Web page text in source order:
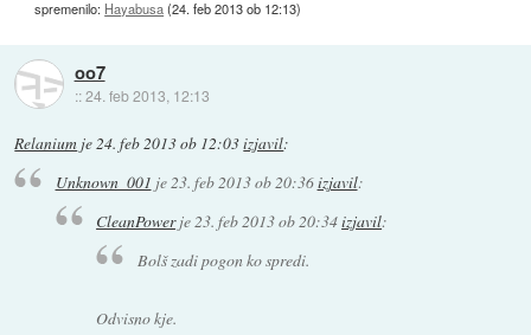
spremenilo: Hayabusa(24. feb 2013 ob 12:13)
oo7
::24. feb 2013, 12:13
Relanium je24. feb 2013 ob 12:03izjavil:
Unknown_001 je23. feb 2013 ob 20:36izjavil:
CleanPowerje23. feb 2013 ob 20:34izjavil:
Bolš zadi pogon ko spredi.
Odvisno kje.